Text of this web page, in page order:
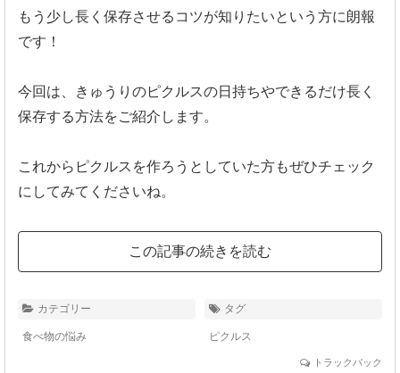
もう少し長く保存させるコツが知りたいという方に朗報
です！
今回は、きゅうりのピクルスの日持ちやできるだけ長く
保存する方法をご紹介します。
これからピクルスを作ろうとしていた方もぜひチェック
にしてみてくださいね。
この記事の続きを読む
カテゴリー
食べ物の悩み
タグ
ピクルス
トラックバック